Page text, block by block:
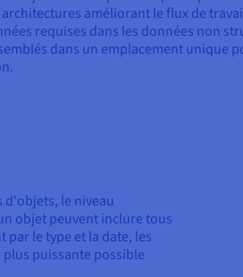
améliorant le flux de
requises dans les données non
dans un emplacement unique
d'objets, le niveau
objet peuvent inclure tous
par le type et la date, les
puissante possible